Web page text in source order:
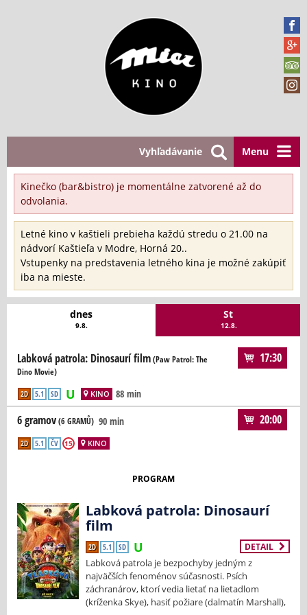
Menu
Vyhľadávanie
Kinečko (bar&bistro) je momentálne zatvorené až do
odvolania.
Letné kino v kaštieli prebieha každú stredu o 21.00 na
nádvorí Kaštieľa v Modre, Horná 20..
Vstupenky na predstavenia letného kina je možné zakúpiť
iba na mieste.
dnes
9.8.
St
12.8.
Labková patrola: Dinosaurí film(Paw Patrol: The
Dino Movie)
88 min
2D 5.1 SD KINO
17:30
6 gramov(6 GRAMŮ) 90 min
2D 5.1 ČV 15 KINO
20:00
PROGRAM
Labková patrola: Dinosaurí
film
2D 5.1 SD DETAIL
Labková patrola je bezpochyby jedným z
najväčších fenoménov súčasnosti. Psích
záchranárov, ktorí vedia lietať na lietadlom
(kríženka Skye), hasiť požiare (dalmatín Marshall),